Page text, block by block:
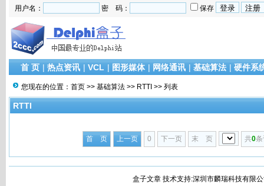
用户名： 密 码： 保存
首 页 | 热点资讯 | VCL | 图形媒体 | 网络通讯 | 基础算法 | 硬件系
您现在的位置： 首页 >> 基础算法 >> RTTI >> 列表
RTTI
首 页 上一页 0 下一页 末 页 共0
盒子文章 技术支持:深圳市麟瑞科技有限